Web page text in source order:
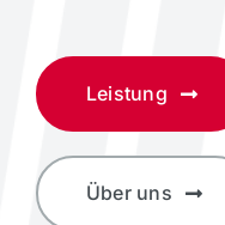
Leistung
Über uns